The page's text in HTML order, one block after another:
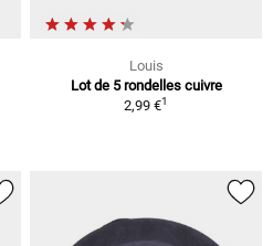
Louis
Lot de 5 rondelles cuivre
2,99 €1